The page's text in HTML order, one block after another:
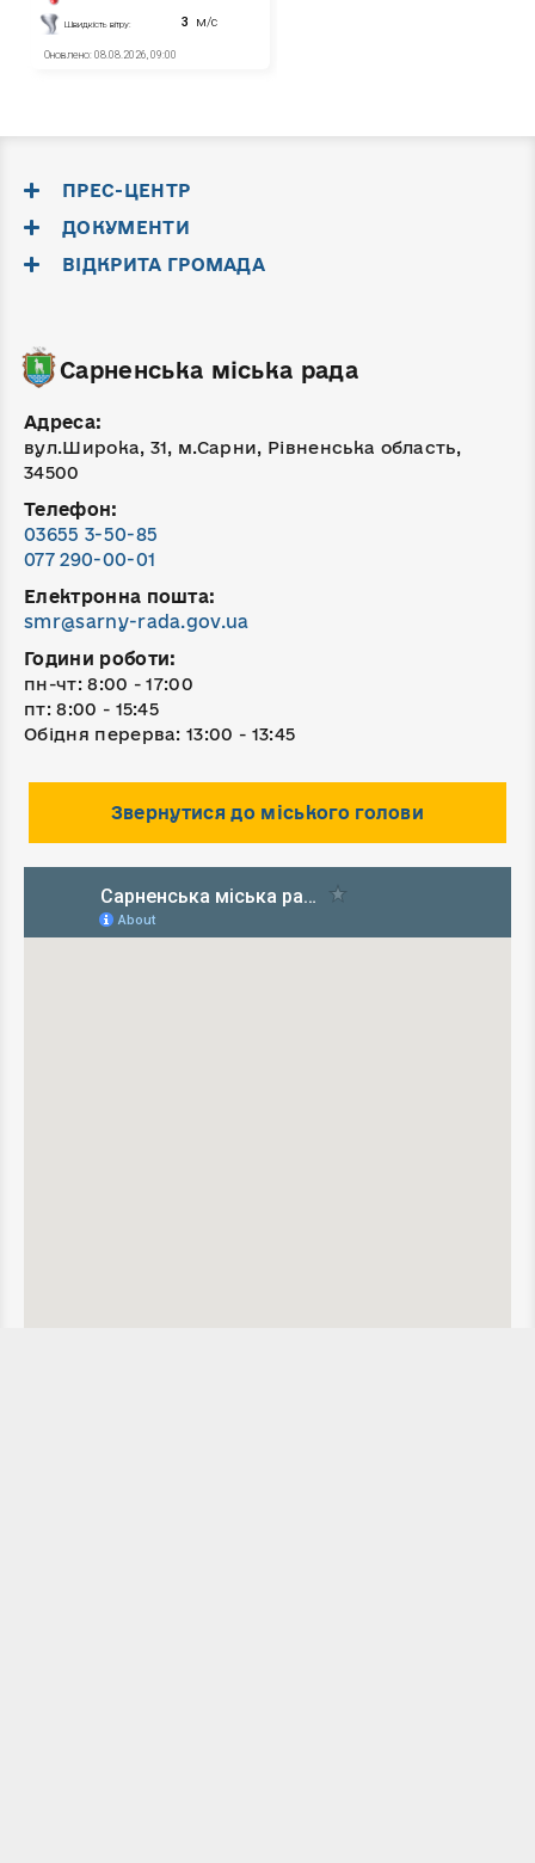
ПРЕС-ЦЕНТР
ДОКУМЕНТИ
ВІДКРИТА ГРОМАДА
Сарненська міська рада
Адреса:
вул.Широка, 31, м.Сарни, Рівненська область,
34500
Телефон:
03655 3-50-85
077 290-00-01
Електронна пошта:
smr@sarny-rada.gov.ua
Години роботи:
пн-чт: 8:00 - 17:00
пт: 8:00 - 15:45
Обідня перерва: 13:00 - 13:45
Звернутися до міського голови